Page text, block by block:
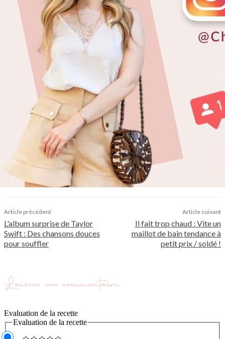
Article précédent
L'album surprise de Taylor
Swift : Des chansons douces
pour souffler
Article suivant
Il fait trop chaud : Vite un
maillot de bain tendance à
petit prix / soldé !
Laisser un commentaire
Evaluation de la recette
Evaluation de la recette